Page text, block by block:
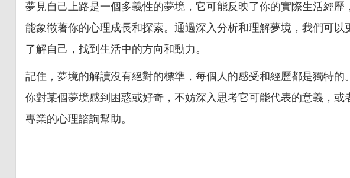
夢見自己上路是一個多義性的夢境，它可能反映了你的實際生活經歷
能象徵著你的心理成長和探索。通過深入分析和理解夢境，我們可以
了解自己，找到生活中的方向和動力。
記住，夢境的解讀沒有絕對的標準，每個人的感受和經歷都是獨特的
你對某個夢境感到困惑或好奇，不妨深入思考它可能代表的意義，或
專業的心理諮詢幫助。